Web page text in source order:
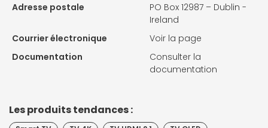
Adresse postale
PO Box 12987 – Dublin -
Ireland
Courrier électronique
Voir la page
Documentation
Consulter la
documentation
Les produits tendances :